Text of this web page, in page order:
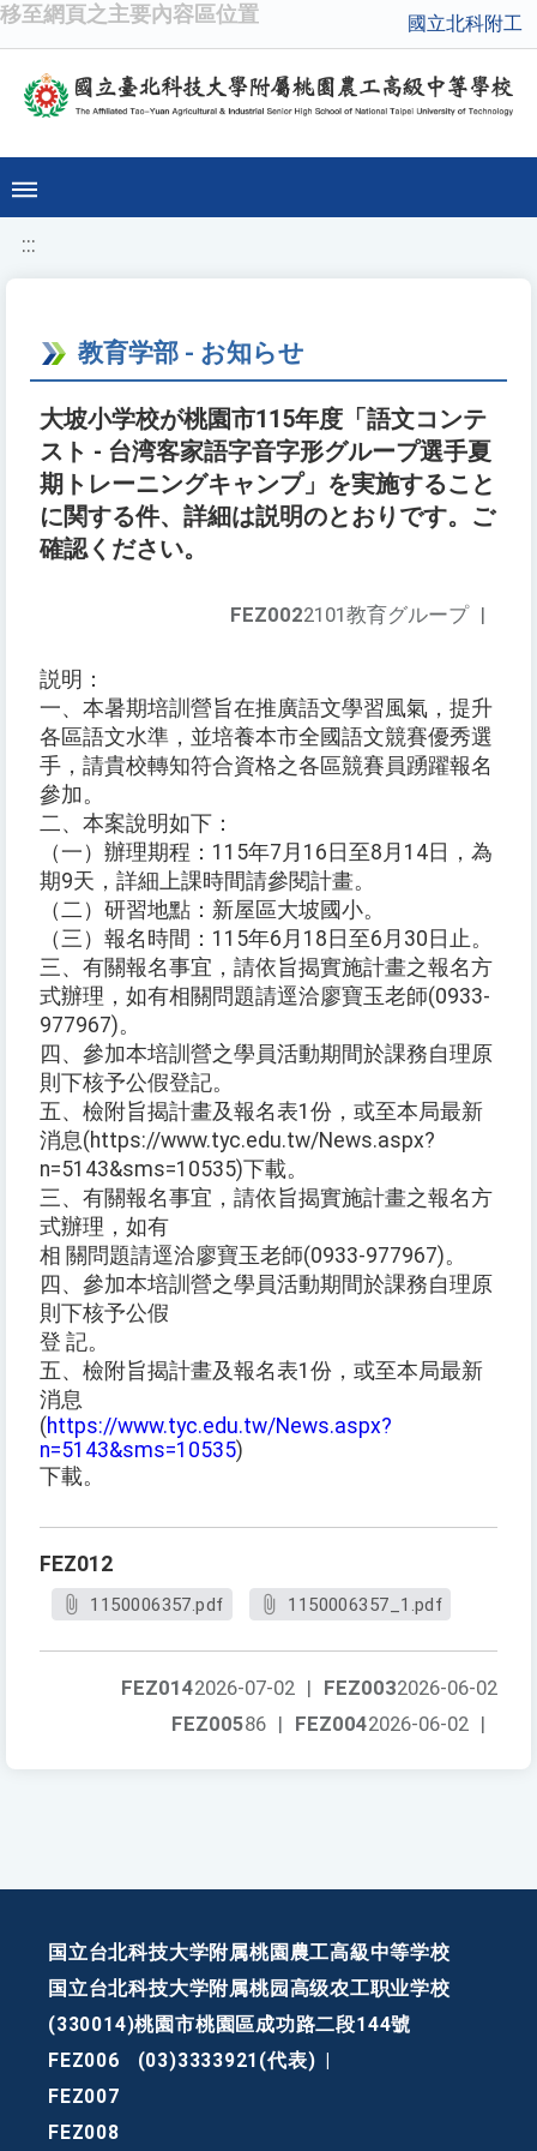
移至網頁之主要內容區位置 國立北科附工
:::
教育学部 - お知らせ
大坡小学校が桃園市115年度「語文コンテ
スト - 台湾客家語字音字形グループ選手夏
期トレーニングキャンプ」を実施すること
に関する件、詳細は説明のとおりです。ご
確認ください。
FEZ0022101教育グループ |
説明：
一、本暑期培訓營旨在推廣語文學習風氣，提升
各區語文水準，並培養本市全國語文競賽優秀選
手，請貴校轉知符合資格之各區競賽員踴躍報名
參加。
二、本案說明如下：
（一）辦理期程：115年7月16日至8月14日，為
期9天，詳細上課時間請參閱計畫。
（二）研習地點：新屋區大坡國小。
（三）報名時間：115年6月18日至6月30日止。
三、有關報名事宜，請依旨揭實施計畫之報名方
式辦理，如有相關問題請逕洽廖寶玉老師(0933-
977967)。
四、參加本培訓營之學員活動期間於課務自理原
則下核予公假登記。
五、檢附旨揭計畫及報名表1份，或至本局最新
消息(https://www.tyc.edu.tw/News.aspx?
n=5143&sms=10535)下載。
三、有關報名事宜，請依旨揭實施計畫之報名方
式辦理，如有
相 關問題請逕洽廖寶玉老師(0933-977967)。
四、參加本培訓營之學員活動期間於課務自理原
則下核予公假
登 記。
五、檢附旨揭計畫及報名表1份，或至本局最新
消息
(https://www.tyc.edu.tw/News.aspx?
n=5143&sms=10535)
下載。
FEZ012
1150006357.pdf 1150006357_1.pdf
FEZ0032026-06-02
FEZ0142026-07-02 |
FEZ0042026-06-02 |
FEZ00586 |
国立台北科技大学附属桃園農工高級中等学校
国立台北科技大学附属桃园高级农工职业学校
(330014)桃園市桃園區成功路二段144號
FEZ006
(03)3333921(代表)
FEZ007
FEZ008